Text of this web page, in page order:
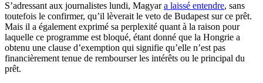
S’adressant aux journalistes lundi, Magyara laissé entendre, sans
toutefois le confirmer, qu’il lèverait le veto de Budapest sur ce prêt.
Mais il a également exprimé sa perplexité quant à la raison pour
laquelle ce programme est bloqué, étant donné que la Hongrie a
obtenu une clause d’exemption qui signifie qu’elle n’est pas
financièrement tenue de rembourser les intérêts ou le principal du
prêt.